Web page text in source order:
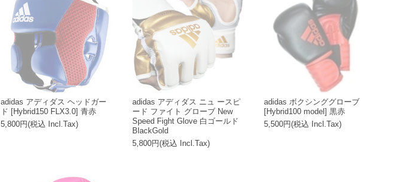
adidas アディダス ヘッドガー
ド [Hybrid150 FLX3.0] 青赤
5,800円(税込 Incl.Tax)
adidas アディダス ニュ ースピ
ード ファイト グローブ New
Speed Fight Glove 白ゴールド
BlackGold
5,800円(税込 Incl.Tax)
adidas ボクシンググローブ
[Hybrid100 model] 黒赤
5,500円(税込 Incl.Tax)